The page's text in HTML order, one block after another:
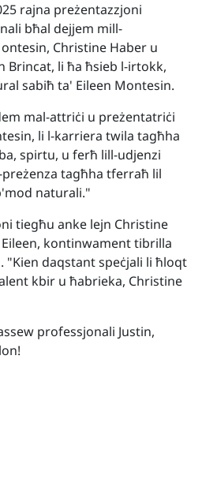
rajna preżentazzjoni
bħal dejjem mill-
Christine Haber u
Brincat, li ħa ħsieb l-irtokk,
sabiħ ta' Eileen Montesin.
mal-attriċi u preżentatriċi
li l-karriera twila tagħha
spirtu, u ferħ lill-udjenzi
preżenza tagħha tferraħ lil
naturali."
tiegħu anke lejn Christine
kontinwament tibrilla
"Kien daqstant speċjali li ħloqt
kbir u ħabrieka, Christine
professjonali Justin,